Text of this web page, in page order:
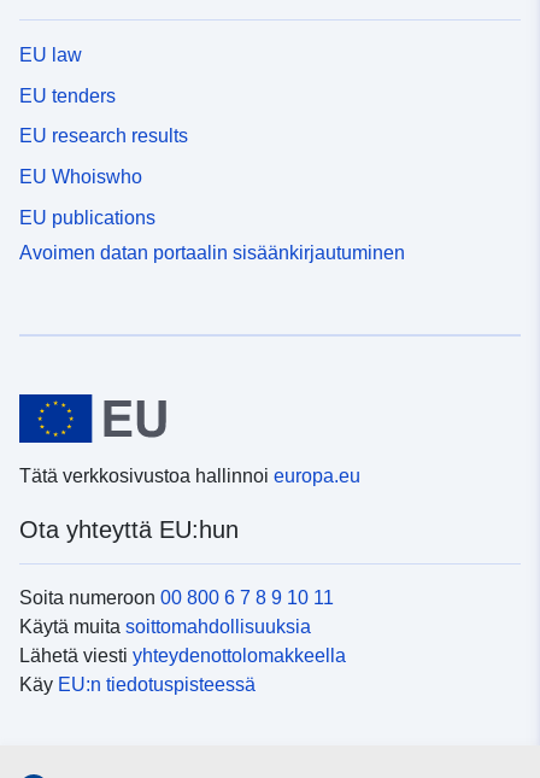
EU law
EU tenders
EU research results
EU Whoiswho
EU publications
Avoimen datan portaalin sisäänkirjautuminen
Tätä verkkosivustoa hallinnoi europa.eu
Ota yhteyttä EU:hun
Soita numeroon 00 800 6 7 8 9 10 11
Käytä muita soittomahdollisuuksia
Lähetä viesti yhteydenottolomakkeella
Käy EU:n tiedotuspisteessä